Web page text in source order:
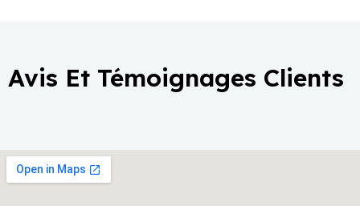
Avis Et Témoignages Clients